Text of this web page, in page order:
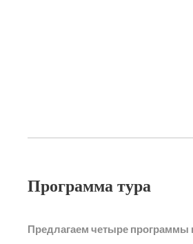
Программа тура
Предлагаем четыре программы